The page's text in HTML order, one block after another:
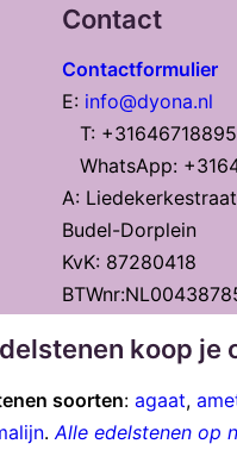
Contact
Contactformulier
E: info@dyona.nl
T: +31646718895
WhatsApp:
A:
Budel-Dorplein
KvK: 87280418
koop je
soorten: agaat,
. Alle edelstenen op